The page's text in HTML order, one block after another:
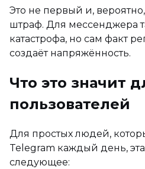
Это не первый и,
штраф. Для мессенджера
катастрофа, но сам факт
создаёт напряжённость.
Что это значит
пользователей
Для простых людей,
Telegram каждый день,
следующее: